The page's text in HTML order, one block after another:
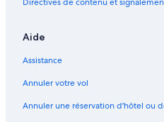
Aide
Assistance
Annuler votre vol
Annuler une réservation d'hôtel ou